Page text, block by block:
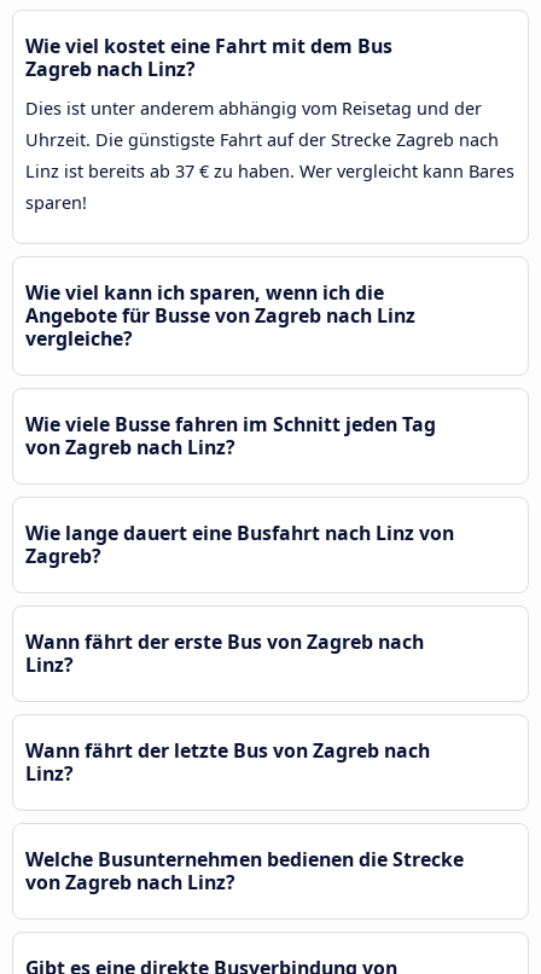
Wie viel kostet eine Fahrt mit dem Bus
Zagreb nach Linz?
Dies ist unter anderem abhängig vom Reisetag und der
Uhrzeit. Die günstigste Fahrt auf der Strecke Zagreb nach
Linz ist bereits ab 37 € zu haben. Wer vergleicht kann Bares
sparen!
Wie viel kann ich sparen, wenn ich die
Angebote für Busse von Zagreb nach Linz
vergleiche?
Wie viele Busse fahren im Schnitt jeden Tag
von Zagreb nach Linz?
Wie lange dauert eine Busfahrt nach Linz von
Zagreb?
Wann fährt der erste Bus von Zagreb nach
Linz?
Wann fährt der letzte Bus von Zagreb nach
Linz?
Welche Busunternehmen bedienen die Strecke
von Zagreb nach Linz?
Gibt es eine direkte Busverbindung von